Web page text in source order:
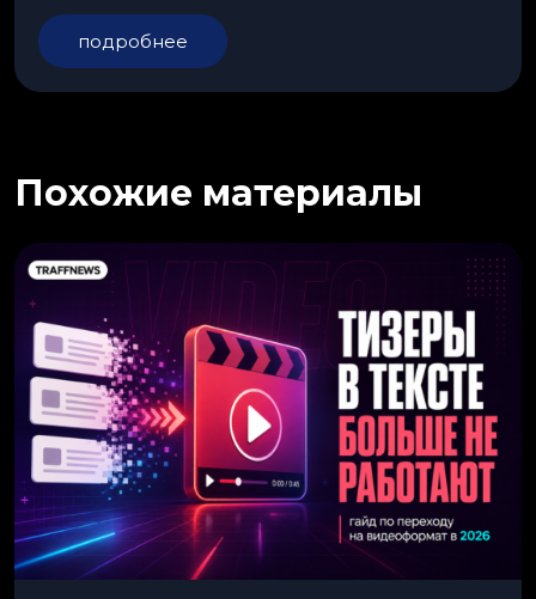
подробнее
Похожие материалы